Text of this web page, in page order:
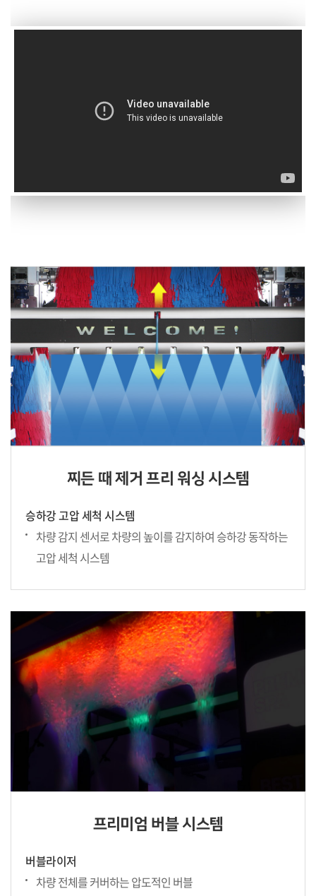
찌든 때 제거 프리 워싱 시스템
승하강 고압 세척 시스템
차량 감지 센서로 차량의 높이를 감지하여 승하강 동작하는
고압 세척 시스템
프리미엄 버블 시스템
버블라이저
차량 전체를 커버하는 압도적인 버블